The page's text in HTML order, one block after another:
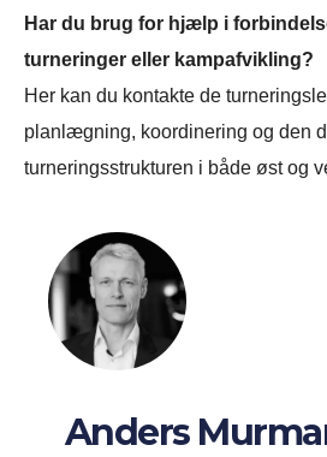
Har du brug for hjælp i
turneringer eller kampafvikling?
Her kan du kontakte de
planlægning, koordinering og den
turneringsstrukturen i både øst og
Anders